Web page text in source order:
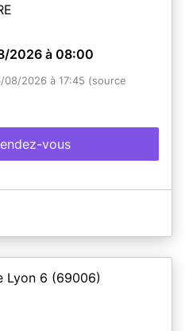
2026 à 08:00
2026 à 17:45 (source
vous
Lyon 6 (69006)